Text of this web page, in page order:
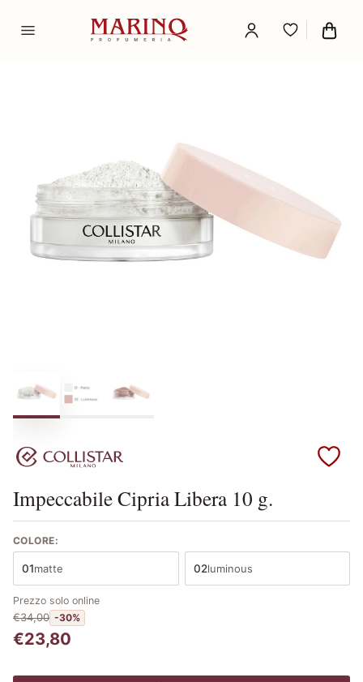
Scopri i prodotti Collistar
Impeccabile Cipria Libera 10 g.
Prezzo solo online
€34,00 -30%
€23,80
COLORE:
01matte 02luminous